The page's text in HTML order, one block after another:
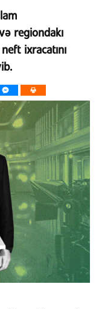
regiondakı
ixracatını